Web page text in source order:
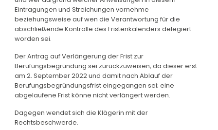
Eintragungen und Streichungen vornehme
beziehungsweise auf wen die Verantwortung für die
abschließende Kontrolle des Fristenkalenders delegiert
worden sei.
Der Antrag auf Verlängerung der Frist zur
Berufungsbegründung sei zurückzuweisen, da dieser erst
am 2. September 2022 und damit nach Ablauf der
Berufungsbegründungsfrist eingegangen sei; eine
abgelaufene Frist könne nicht verlängert werden.
Dagegen wendet sich die Klägerin mit der
Rechtsbeschwerde.